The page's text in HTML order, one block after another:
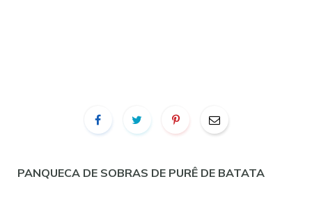
PANQUECA DE SOBRAS DE PURÊ DE BATATA